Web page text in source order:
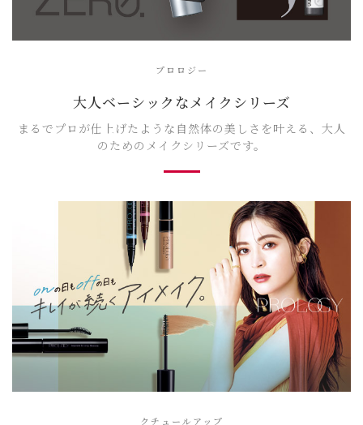
プロロジー
大人ベーシックなメイクシリーズ
まるでプロが仕上げたような自然体の美しさを叶える、大人
のためのメイクシリーズです。
クチュールアップ